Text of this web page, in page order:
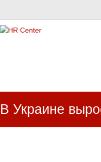
В Украине